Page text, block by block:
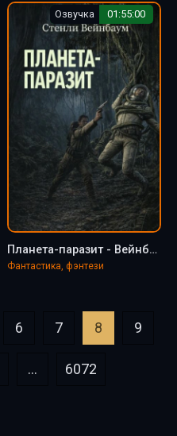
Озвучка 01:55:00
Планета-паразит - Вейнбаум Стенли
Фантастика, фэнтези
6 7 8 9
... 6072